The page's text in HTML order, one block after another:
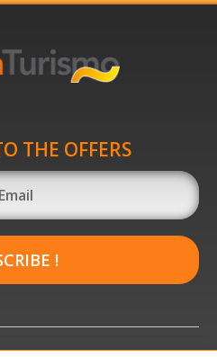
THE OFFERS
!